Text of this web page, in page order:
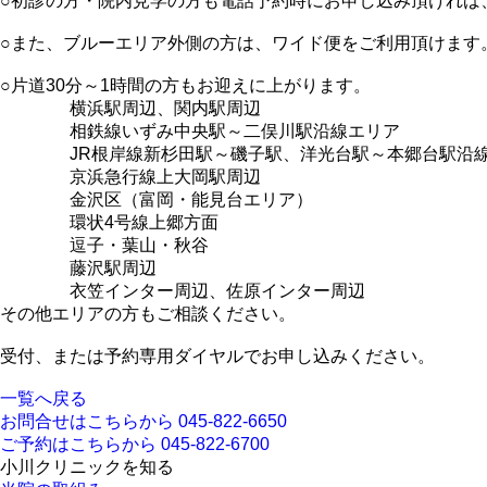
○また、ブルーエリア外側の方は、ワイド便をご利用頂けます
○片道30分～1時間の方もお迎えに上がります。
横浜駅周辺、関内駅周辺
相鉄線いずみ中央駅～二俣川駅沿線エリア
JR根岸線新杉田駅～磯子駅、洋光台駅～本郷台駅沿
京浜急行線上大岡駅周辺
金沢区（富岡・能見台エリア）
環状4号線上郷方面
逗子・葉山・秋谷
藤沢駅周辺
衣笠インター周辺、佐原インター周辺
その他エリアの方もご相談ください。
受付、または予約専用ダイヤルでお申し込みください。
一覧へ戻る
お問合せはこちらから 045-822-6650
ご予約はこちらから 045-822-6700
小川クリニックを知る